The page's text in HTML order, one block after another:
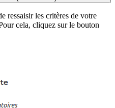
ressaisir les critères de votre
cela, cliquez sur le bouton